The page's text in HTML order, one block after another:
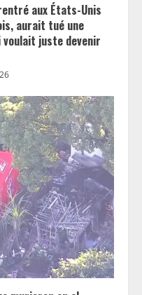
aux États-Unis
aurait tué une
juste devenir